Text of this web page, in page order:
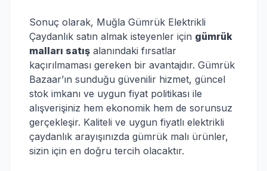
Sonuç olarak, Muğla Gümrük Elektrikli
Çaydanlık satın almak isteyenler için gümrük
malları satış alanındaki fırsatlar
kaçırılmaması gereken bir avantajdır. Gümrük
Bazaar’ın sunduğu güvenilir hizmet, güncel
stok imkanı ve uygun fiyat politikası ile
alışverişiniz hem ekonomik hem de sorunsuz
gerçekleşir. Kaliteli ve uygun fiyatlı elektrikli
çaydanlık arayışınızda gümrük malı ürünler,
sizin için en doğru tercih olacaktır.